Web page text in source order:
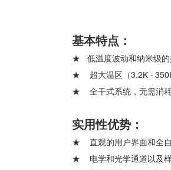
基本特点：
★ 低温度波动和纳米级的
★ 超大温区（3.2K -
★ 全干式系统，无需消
实用性优势：
★ 直观的用户界面和全
★ 电学和光学通道以及